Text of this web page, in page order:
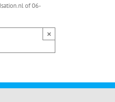
of 06-
×